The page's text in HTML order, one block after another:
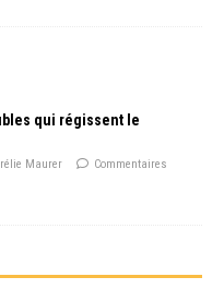
qui régissent le
Maurer
Commentaires